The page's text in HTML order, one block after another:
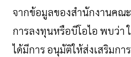
จากข้อมูลของสำนักงานคณ
การลงทุนหรือบีโอไอพบว่า
ได้มีการอนุมัติให้ส่งเสริมก